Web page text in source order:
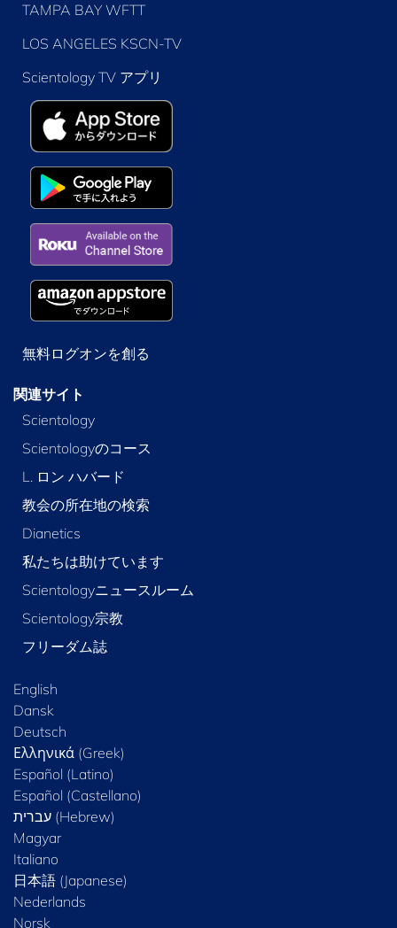
TAMPA BAY WFTT
LOS ANGELES KSCN-TV
Scientology TV アプリ
無料ログオンを創る
関連サイト
Scientology
Scientologyのコース
L. ロン ハバード
教会の所在地の検索
Dianetics
私たちは助けています
Scientologyニュースルーム
Scientology宗教
フリーダム誌
English
Dansk
Deutsch
Ελληνικά (Greek)
Español (Latino)
Español (Castellano)
Magyar
Italiano
日本語 (Japanese)
Nederlands
Norsk